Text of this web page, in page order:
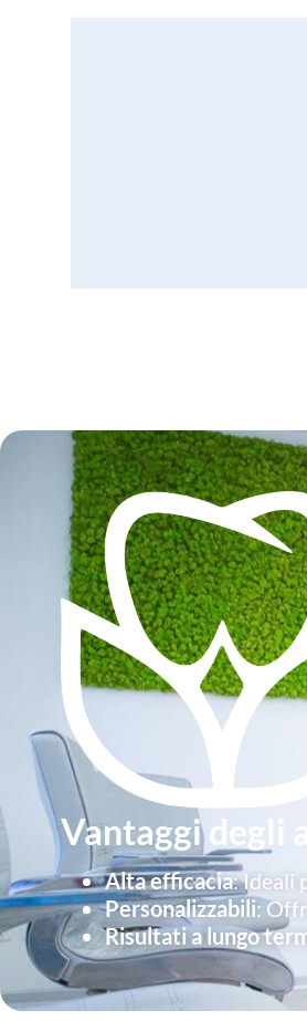
Vantaggi degli
Alta efficacia: Ideali
Personalizzabili:
Risultati a lungo